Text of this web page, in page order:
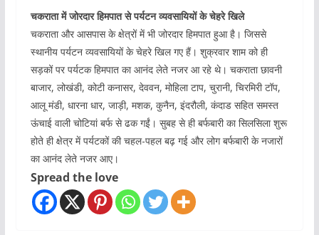
चकराता में जोरदार हिमपात से पर्यटन व्यवसायियों के चेहरे खिले
चकराता और आसपास के क्षेत्रों में भी जोरदार हिमपात हुआ है। जिससे
स्थानीय पर्यटन व्यवसायियों के चेहरे खिल गए हैं। शुक्रवार शाम को ही
सड़कों पर पर्यटक हिमपात का आनंद लेते नजर आ रहे थे। चकराता छावनी
बाजार, लोखंडी, कोटी कनासर, देववन, मोहिला टाप, चुरानी, चिरमिरी टॉप,
आलू मंडी, धारना धार, जाड़ी, मशक, कुनैन, इंदरौली, कंदाड सहित समस्त
ऊंचाई वाली चोटियां बर्फ से ढक गईं। सुबह से ही बर्फबारी का सिलसिला शुरू
होते ही क्षेत्र में पर्यटकों की चहल-पहल बढ़ गई और लोग बर्फबारी के नजारों
का आनंद लेते नजर आए।
Spread the love